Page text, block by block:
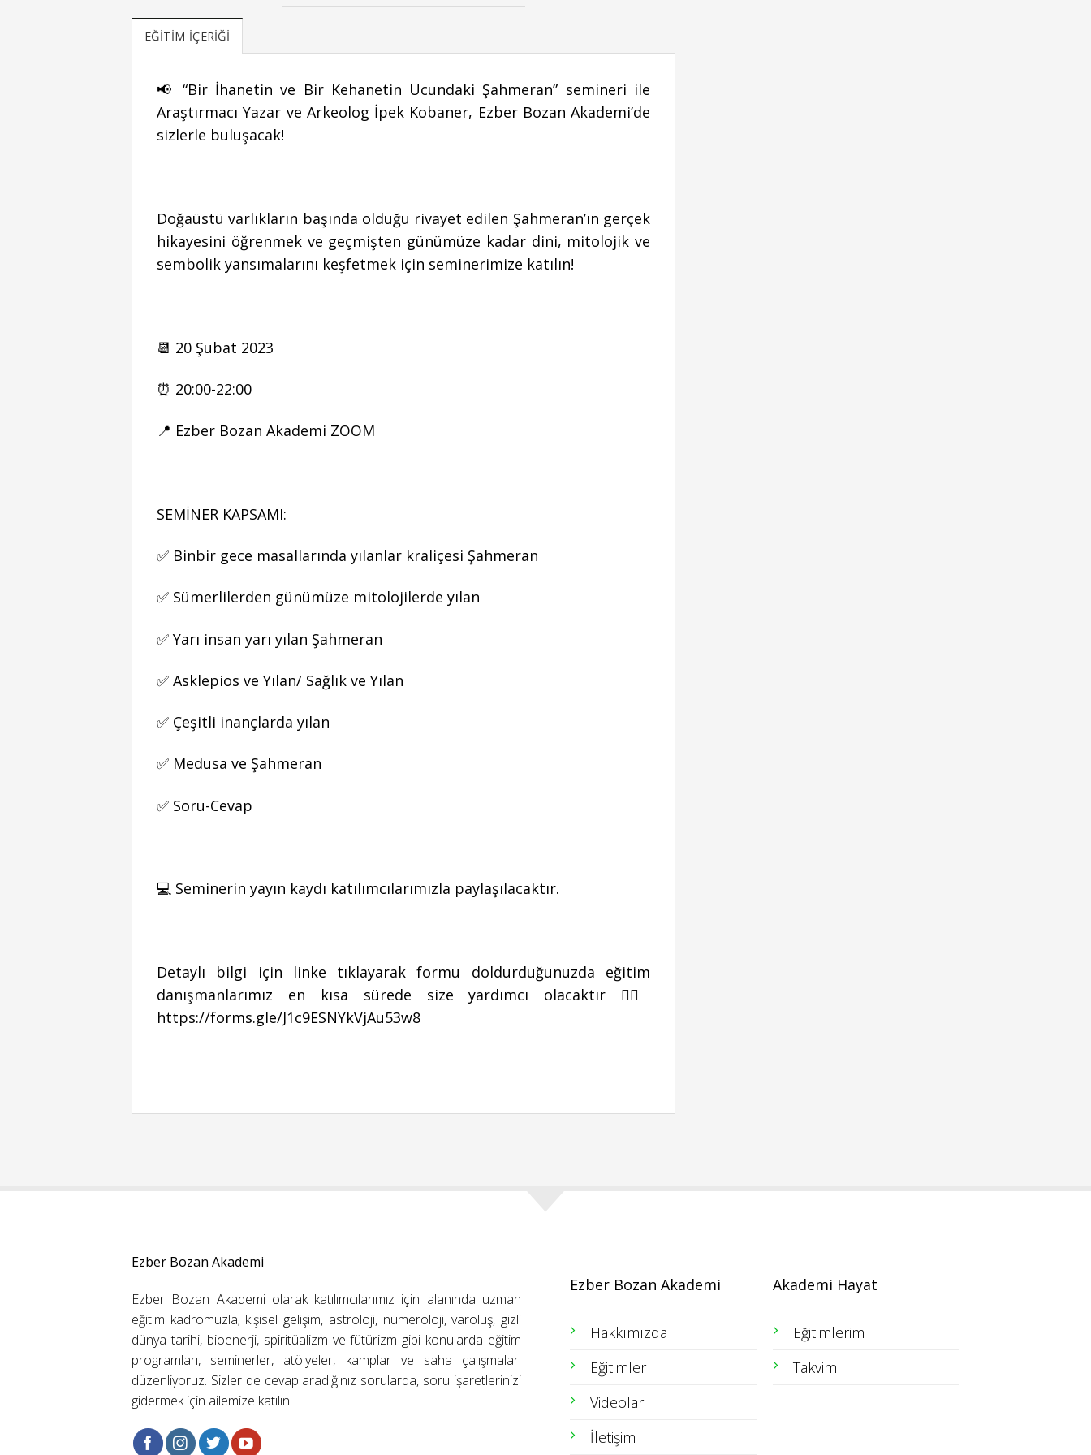
EĞITIM İÇERIĞI
📢 “Bir İhanetin ve Bir Kehanetin Ucundaki Şahmeran” semineri ile
Araştırmacı Yazar ve Arkeolog İpek Kobaner, Ezber Bozan Akademi’de
sizlerle buluşacak!
Doğaüstü varlıkların başında olduğu rivayet edilen Şahmeran’ın gerçek
hikayesini öğrenmek ve geçmişten günümüze kadar dini, mitolojik ve
sembolik yansımalarını keşfetmek için seminerimize katılın!
📆 20 Şubat 2023
⏰ 20:00-22:00
📍 Ezber Bozan Akademi ZOOM
SEMİNER KAPSAMI:
✅ Binbir gece masallarında yılanlar kraliçesi Şahmeran
✅ Sümerlilerden günümüze mitolojilerde yılan
✅ Yarı insan yarı yılan Şahmeran
✅ Asklepios ve Yılan/ Sağlık ve Yılan
✅ Çeşitli inançlarda yılan
✅ Medusa ve Şahmeran
✅ Soru-Cevap
💻 Seminerin yayın kaydı katılımcılarımızla paylaşılacaktır.
Detaylı bilgi için linke tıklayarak formu doldurduğunuzda eğitim
danışmanlarımız en kısa sürede size yardımcı olacaktır 👉🏻
https://forms.gle/J1c9ESNYkVjAu53w8
Ezber Bozan Akademi
Ezber Bozan Akademi olarak katılımcılarımız için alanında uzman
eğitim kadromuzla; kişisel gelişim, astroloji, numeroloji, varoluş, gizli
dünya tarihi, bioenerji, spiritüalizm ve fütürizm gibi konularda eğitim
programları, seminerler, atölyeler, kamplar ve saha çalışmaları
düzenliyoruz. Sizler de cevap aradığınız sorularda, soru işaretlerinizi
gidermek için ailemize katılın.
Ezber Bozan Akademi
Hakkımızda
Eğitimler
Videolar
İletişim
Akademi Hayat
Eğitimlerim
Takvim